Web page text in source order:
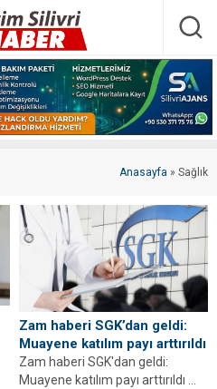
Anasayfa » Sağlık
Zam haberi SGK’dan geldi:
Muayene katılım payı arttırıldı
Zam haberi SGK'dan geldi:
Muayene katılım payı arttırıldı ...